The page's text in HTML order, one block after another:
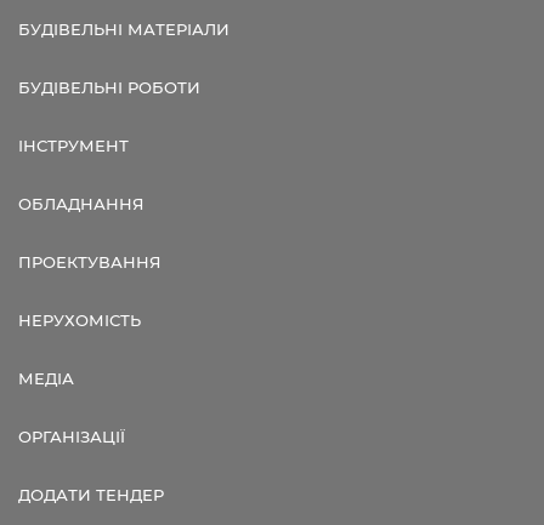
БУДІВЕЛЬНІ МАТЕРІАЛИ
БУДІВЕЛЬНІ РОБОТИ
ІНСТРУМЕНТ
ОБЛАДНАННЯ
ПРОЕКТУВАННЯ
НЕРУХОМІСТЬ
МЕДІА
ОРГАНІЗАЦІЇ
ДОДАТИ ТЕНДЕР